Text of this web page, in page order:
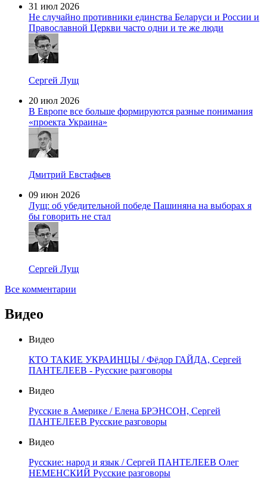
31 июл 2026
Не случайно противники единства Беларуси и России и
Православной Церкви часто одни и те же люди
Сергей Лущ
20 июл 2026
В Европе все больше формируются разные понимания
«проекта Украина»
Дмитрий Евстафьев
09 июн 2026
Лущ: об убедительной победе Пашиняна на выборах я
бы говорить не стал
Сергей Лущ
Все комментарии
Видео
Видео
КТО ТАКИЕ УКРАИНЦЫ / Фёдор ГАЙДА, Сергей
ПАНТЕЛЕЕВ - Русские разговоры
Видео
Русские в Америке / Елена БРЭНСОН, Сергей
ПАНТЕЛЕЕВ Русские разговоры
Видео
Русские: народ и язык / Сергей ПАНТЕЛЕЕВ Олег
НЕМЕНСКИЙ Русские разговоры